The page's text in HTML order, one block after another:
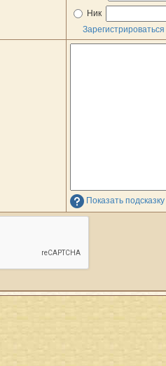
Ник
Зарегистрироваться
Показать